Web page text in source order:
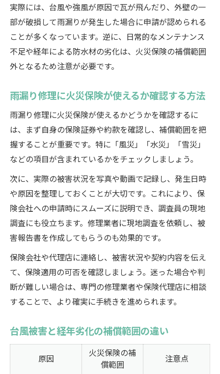
実際には、台風や強風が原因で瓦が飛んだり、外壁の一
部が破損して雨漏りが発生した場合に申請が認められる
ことが多くなっています。逆に、日常的なメンテナンス
不足や経年による防水材の劣化は、火災保険の補償範囲
外となるため注意が必要です。
雨漏り修理に火災保険が使えるか確認する方法
雨漏り修理に火災保険が使えるかどうかを確認するに
は、まず自身の保険証券や約款を確認し、補償範囲を把
握することが重要です。特に「風災」「水災」「雪災」
などの項目が含まれているかをチェックしましょう。
次に、実際の被害状況を写真や動画で記録し、発生日時
や原因を整理しておくことが大切です。これにより、保
険会社への申請時にスムーズに説明でき、調査員の現地
調査にも役立ちます。修理業者に現地調査を依頼し、被
害報告書を作成してもらうのも効果的です。
保険会社や代理店に連絡し、被害状況や契約内容を伝え
て、保険適用の可否を確認しましょう。迷った場合や判
断が難しい場合は、専門の修理業者や保険代理店に相談
することで、より確実に手続きを進められます。
台風被害と経年劣化の補償範囲の違い
原因
火災保険の補
償範囲
注意点